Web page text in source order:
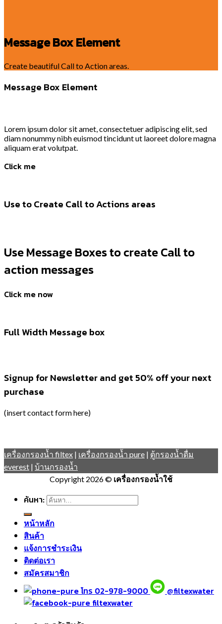
Message Box Element
Create beautiful Call to Action areas.
Message Box Element
Lorem ipsum dolor sit amet, consectetuer adipiscing elit, sed
diam nonummy nibh euismod tincidunt ut laoreet dolore magna
aliquam erat volutpat.
Click me
Use to Create Call to Actions areas
Use Message Boxes to create Call to
action messages
Click me now
Full Width Message box
Signup for Newsletter and get 50% offyour next
purchase
(insert contact form here)
เครื่องกรองน้ำ filtex | เครื่องกรองน้ำ pure | ตู้กรองน้ำดื่ม
everest | บ้านกรองน้ำ
Copyright 2026 © เครื่องกรองน้ำใช้
ค้นหา:
หน้าหลัก
สินค้า
แจ้งการชำระเงิน
ติดต่อเรา
สมัครสมาชิก
โทร 02-978-9000
@filtexwater
filtexwater